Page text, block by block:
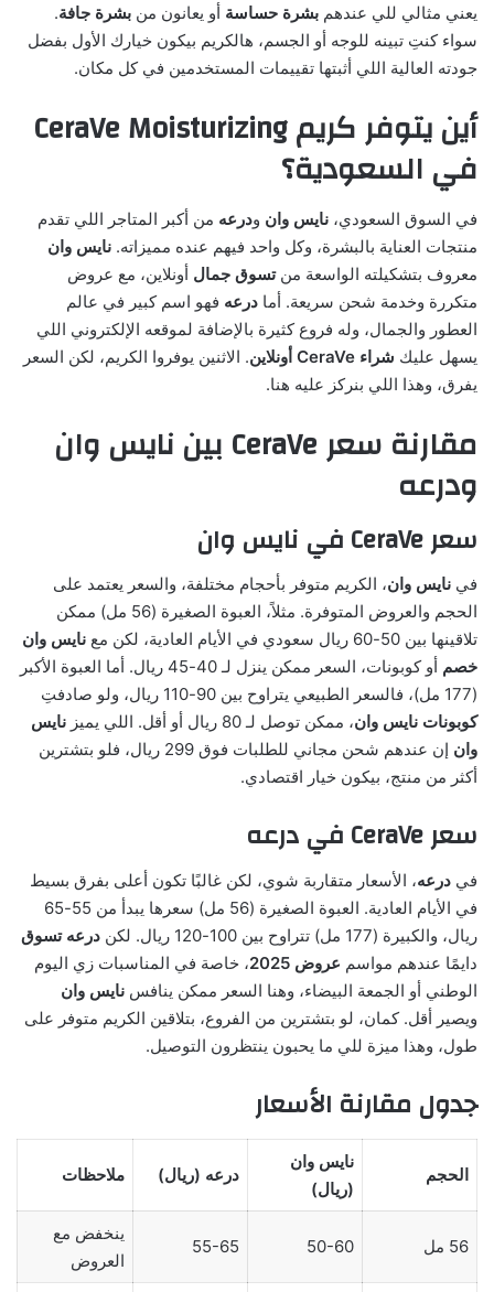
يعني مثالي للي عندهم بشرة حساسة أو يعانون من بشرة جافة.
سواء كنتِ تبينه للوجه أو الجسم، هالكريم بيكون خيارك الأول بفضل
جودته العالية اللي أثبتها تقييمات المستخدمين في كل مكان.
أين يتوفر كريم CeraVe Moisturizing
في السعودية؟
في السوق السعودي، نايس وان ودرعه من أكبر المتاجر اللي تقدم
منتجات العناية بالبشرة، وكل واحد فيهم عنده مميزاته. نايس وان
معروف بتشكيلته الواسعة منتسوق جمال أونلاين، مع عروض
متكررة وخدمة شحن سريعة. أما درعه فهو اسم كبير في عالم
العطور والجمال، وله فروع كثيرة بالإضافة لموقعه الإلكتروني اللي
يسهل عليك شراء CeraVe أونلاين
. الاثنين يوفروا الكريم، لكن السعر
يفرق، وهذا اللي بنركز عليه هنا.
مقارنة سعر CeraVe بين نايس وان
ودرعه
سعر CeraVe في نايس وان
في نايس وان، الكريم متوفر بأحجام مختلفة، والسعر يعتمد على
الحجم والعروض المتوفرة. مثلاً، العبوة الصغيرة (56 مل) ممكن
تلاقينها بين 50-60 ريال سعودي في الأيام العادية، لكن مع
نايس وان
خصم
أو كوبونات، السعر ممكن ينزل لـ 40-45 ريال. أما العبوة الأكبر
(177 مل)، فالسعر الطبيعي يتراوح بين 90-110 ريال، ولو صادفتِ
كوبونات نايس وان، ممكن توصل لـ 80 ريال أو أقل. اللي يميز
نايس
وان
إن عندهم شحن مجاني للطلبات فوق 299 ريال، فلو بتشترين
أكثر من منتج، بيكون خيار اقتصادي.
سعر CeraVe في درعه
في درعه، الأسعار متقاربة شوي، لكن غالبًا تكون أعلى بفرق بسيط
في الأيام العادية. العبوة الصغيرة (56 مل) سعرها يبدأ من 55-65
ريال، والكبيرة (177 مل) تتراوح بين 100-120 ريال. لكن
درعه تسوق
دايمًا عندهم مواسم عروض 2025
، خاصة في المناسبات زي اليوم
الوطني أو الجمعة البيضاء، وهنا السعر ممكن ينافس نايس وان
ويصير أقل. كمان، لو بتشترين من الفروع، بتلاقين الكريم متوفر على
طول، وهذا ميزة للي ما يحبون ينتظرون التوصيل.
جدول مقارنة الأسعار
الحجم
نايس وان
(ريال)
درعه (ريال) ملاحظات
56 مل 50-60
55-65
ينخفض مع
العروض